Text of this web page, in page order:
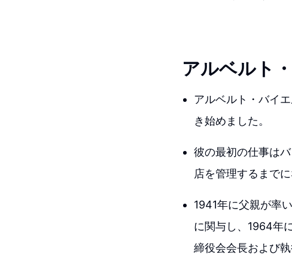
アルベルト
アルベルト・バイ
き始めました。
彼の最初の仕事は
店を管理するまでに
1941年に父親が率
に関与し、1964年
締役会会長および